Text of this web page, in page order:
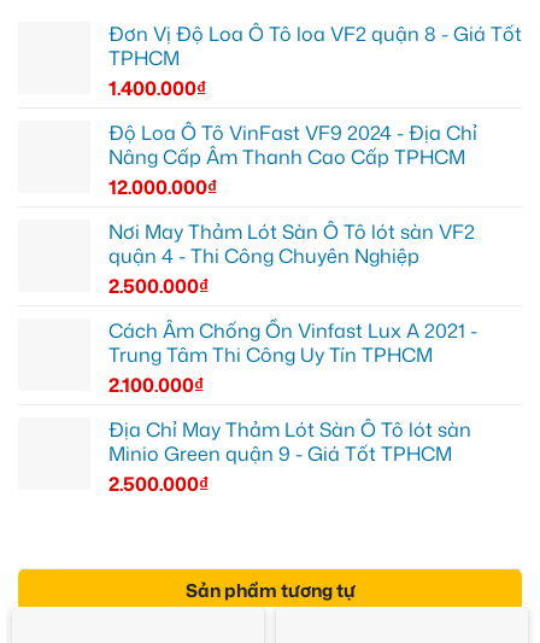
Đơn Vị Độ Loa Ô Tô loa VF2 quận 8 - Giá Tốt
TPHCM
1.400.000₫
Độ Loa Ô Tô VinFast VF9 2024 - Địa Chỉ
Nâng Cấp Âm Thanh Cao Cấp TPHCM
12.000.000₫
Nơi May Thảm Lót Sàn Ô Tô lót sàn VF2
quận 4 - Thi Công Chuyên Nghiệp
2.500.000₫
Cách Âm Chống Ồn Vinfast Lux A 2021 -
Trung Tâm Thi Công Uy Tín TPHCM
2.100.000₫
Địa Chỉ May Thảm Lót Sàn Ô Tô lót sàn
Minio Green quận 9 - Giá Tốt TPHCM
2.500.000₫
Sản phẩm tương tự